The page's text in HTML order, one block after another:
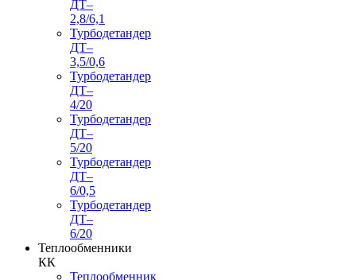
ДТ–
2,8/6,1
Турбодетандер
ДТ–
3,5/0,6
Турбодетандер
ДТ–
4/20
Турбодетандер
ДТ–
5/20
Турбодетандер
ДТ–
6/0,5
Турбодетандер
ДТ–
6/20
Теплообменники
КК
Теплообменник